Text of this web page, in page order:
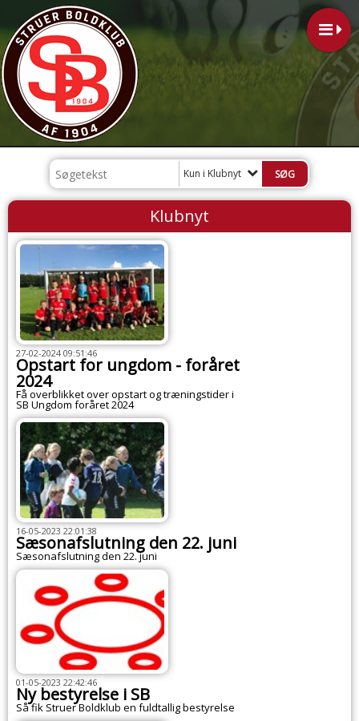
Kun i Klubnyt
Klubnyt
27-02-2024 09:51:46
Opstart for ungdom - foråret
2024
Få overblikket over opstart og træningstider i
SB Ungdom foråret 2024
16-05-2023 22:01:38
Sæsonafslutning den 22. juni
Sæsonafslutning den 22. juni
01-05-2023 22:42:46
Ny bestyrelse i SB
Så fik Struer Boldklub en fuldtallig bestyrelse